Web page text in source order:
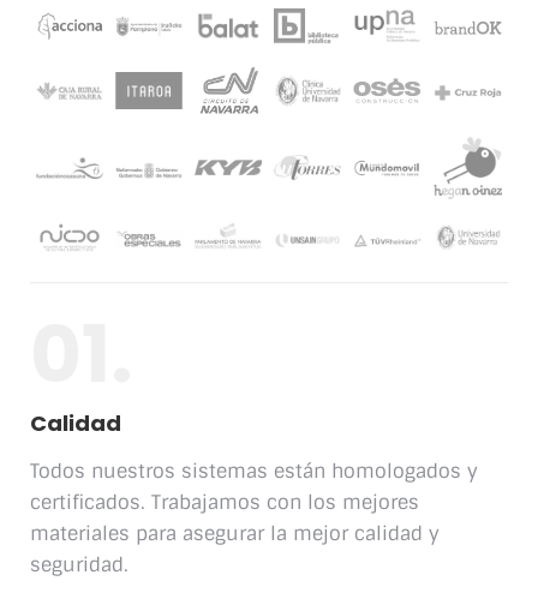
Calidad
Todos nuestros sistemas están homologados y
certificados. Trabajamos con los mejores
materiales para asegurar la mejor calidad y
seguridad.